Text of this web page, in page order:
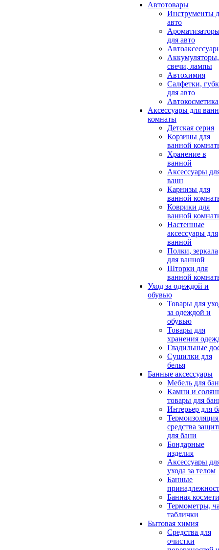
Автотовары
Инструменты
авто
для авто
Аккумуляторы,
свечи, лампы
Автохимия
Салфетки,
для авто
Автокосметика
Аксессуары для
комнаты
Детская серия
Корзины для
ванной
Хранение в
ванной
Аксессуары
ванн
Карнизы для
ванной
Коврики для
ванной
Настенные
аксессуары для
ванной
Полки, зеркала
для ванной
Шторки для
ванной
Уход за одеждой и
обувью
Товары для
за одеждой и
обувью
Товары для
хранения
Гладильные
Сушилки для
белья
Банные аксессуары
Мебель для
Камни и
товары для
Интерьер для
средства
для бани
Бондарные
изделия
Аксеcсуары
ухода за телом
Банные
Банная
Термометры,
таблички
Бытовая химия
Средства для
очистки